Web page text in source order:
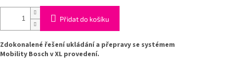
Přidat do košíku
Zdokonalené řešení ukládání a přepravy se systémem
Mobility Bosch v XL provedení.